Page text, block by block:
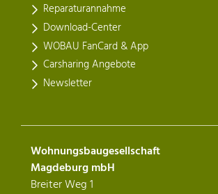
Wohnungsbaugesellschaft
Magdeburg mbH
Breiter Weg 1
Reparaturannahme
Download-Center
WOBAU FanCard & App
Carsharing Angebote
Newsletter